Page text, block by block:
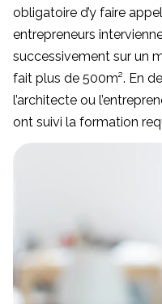
obligatoire d’y faire
entrepreneurs
successivement sur un
fait plus de 500m². En
l’architecte ou
ont suivi la formation